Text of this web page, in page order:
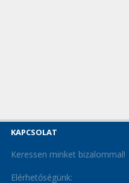
KAPCSOLAT
Keressen minket bizalommal!
Elérhetőségünk: